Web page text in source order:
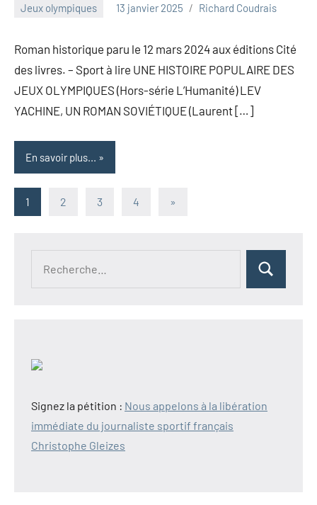
Jeux olympiques 13 janvier 2025 Richard Coudrais
Roman historique paru le 12 mars 2024 aux éditions Cité
des livres. – Sport à lire UNE HISTOIRE POPULAIRE DES
JEUX OLYMPIQUES (Hors-série L’Humanité) LEV
YACHINE, UN ROMAN SOVIÉTIQUE (Laurent […]
En savoir plus...
Pagination
publications
1 2 3 4
Articles
»
Rechercher
Signez la pétition : Nous appelons à la libération
immédiate du journaliste sportif français
Christophe Gleizes